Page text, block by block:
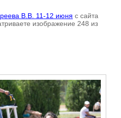
В.В. 11-12 июня с сайта
изображение 248 из